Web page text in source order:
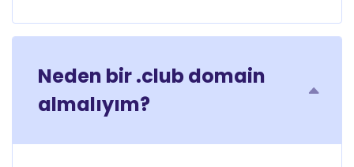
Neden bir .club domain
almalıyım?